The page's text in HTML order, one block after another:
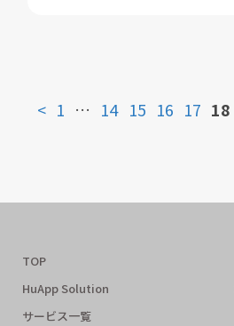
< 1 … 14 15 16 17 18
TOP
HuApp Solution
サービス一覧